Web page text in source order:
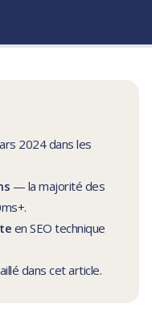
2024 dans les
— la majorité des
en SEO technique
dans cet article.